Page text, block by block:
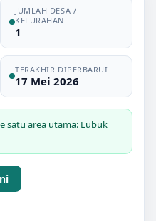
JUMLAH DESA /
KELURAHAN
1
TERAKHIR DIPERBARUI
17 Mei 2026
satu area utama: Lubuk